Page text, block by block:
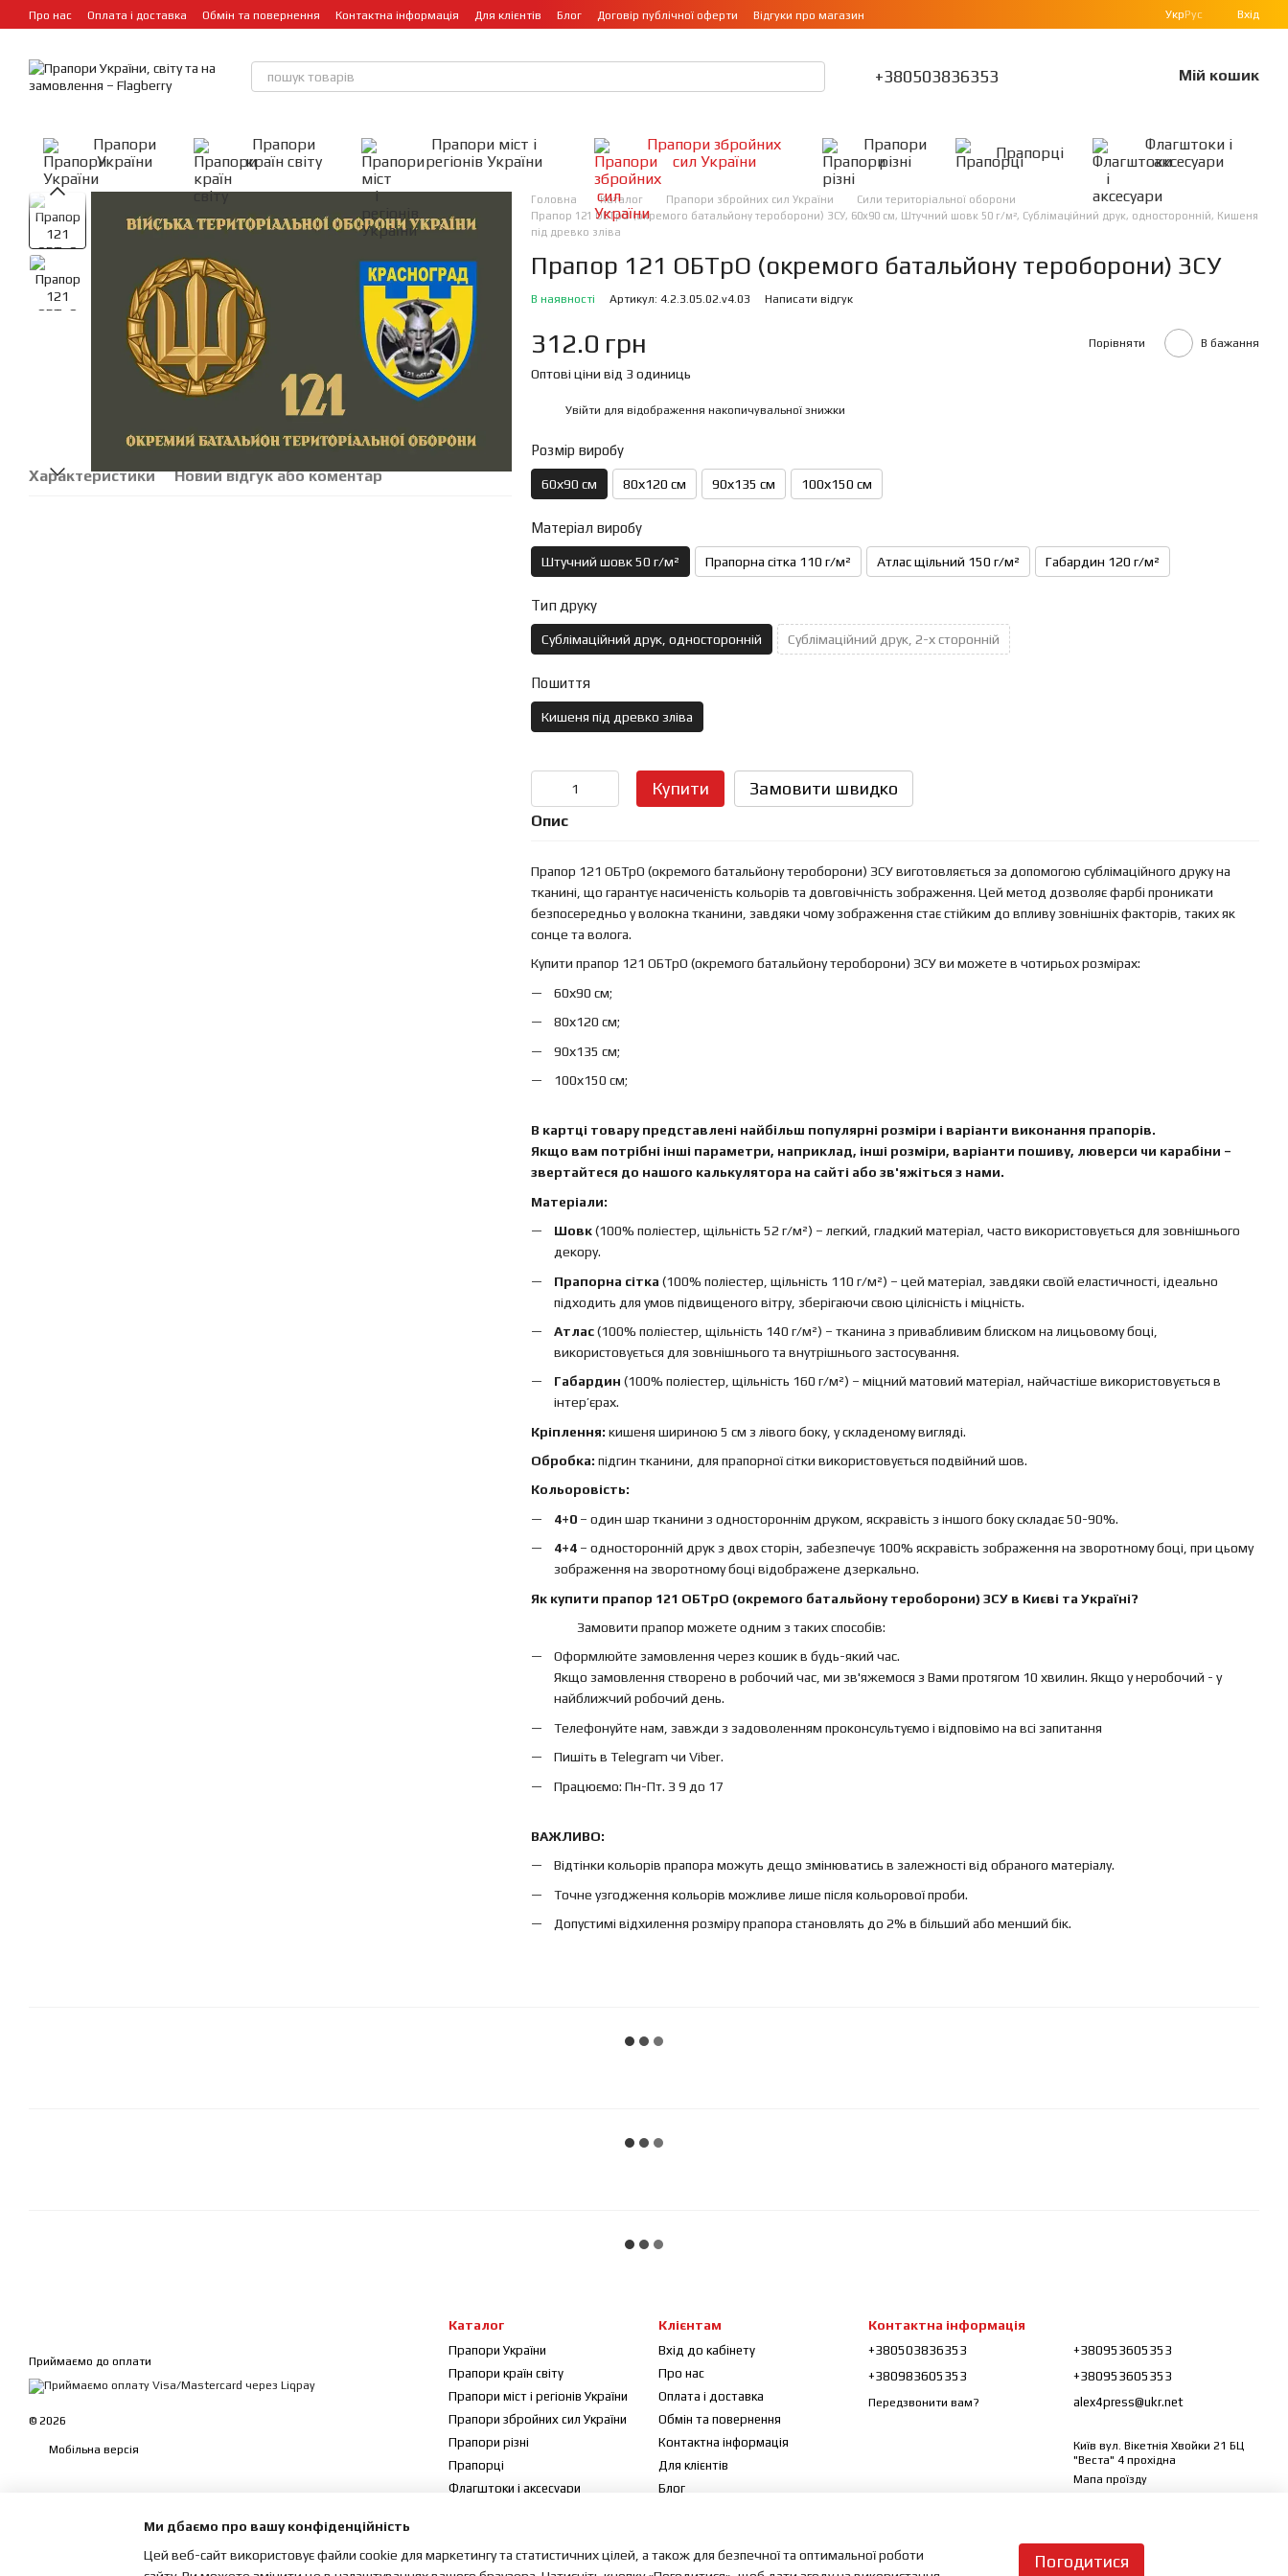
Перейти до основного контенту
Про нас Оплата і доставка Обмін та повернення Контактна інформація Для клієнтів Блог Договір публічної оферти Відгуки про магазин УкрРус Вхід
+380503836353 Мій кошик
Прапори
України
Прапори
країн світу
Прапори міст і
регіонів України
Прапори збройних
сил України
Прапори
різні
Прапорці
Флагштоки і
аксесуари
Характеристики Новий відгук або коментар
Головна Каталог Прапори збройних сил України
Сили територіальної оборони
Прапор 121 ОБТрО (окремого батальйону тероборони) ЗСУ, 60х90 см, Штучний шовк 50 г/м², Сублімаційний друк, односторонній, Кишеня
під древко зліва
Прапор 121 ОБТрО (окремого батальйону тероборони) ЗСУ
В наявності Артикул: 4.2.3.05.02.v4.03 Написати відгук
312.0 грн Порівняти В бажання
Оптові ціни від 3 одиниць
Увійти для відображення накопичувальної знижки
Розмір виробу
60х90 см 80х120 см 90х135 см 100х150 см
Матеріал виробу
Штучний шовк 50 г/м² Прапорна сітка 110 г/м² Атлас щільний 150 г/м² Габардин 120 г/м²
Тип друку
Сублімаційний друк, односторонній Сублімаційний друк, 2-х сторонній
Пошиття
Кишеня під древко зліва
Купити Замовити швидко
Опис
Прапор 121 ОБТрО (окремого батальйону тероборони) ЗСУ виготовляється за допомогою сублімаційного друку на
тканині, що гарантує насиченість кольорів та довговічність зображення. Цей метод дозволяє фарбі проникати
безпосередньо у волокна тканини, завдяки чому зображення стає стійким до впливу зовнішніх факторів, таких як
сонце та волога.
Купити прапор 121 ОБТрО (окремого батальйону тероборони) ЗСУ ви можете в чотирьох розмірах:
60х90 см;
80х120 см;
90х135 см;
100х150 см;
В картці товару представлені найбільш популярні розміри і варіанти виконання прапорів.
Якщо вам потрібні інші параметри, наприклад, інші розміри, варіанти пошиву, люверси чи карабіни –
звертайтеся до нашого калькулятора на сайті або зв'яжіться з нами.
Матеріали:
Шовк(100% поліестер, щільність 52 г/м²) – легкий, гладкий матеріал, часто використовується для зовнішнього
декору.
Прапорна сітка (100% поліестер, щільність 110 г/м²) – цей матеріал, завдяки своїй еластичності, ідеально
підходить для умов підвищеного вітру, зберігаючи свою цілісність і міцність.
Атлас(100% поліестер, щільність 140 г/м²) – тканина з привабливим блиском на лицьовому боці,
використовується для зовнішнього та внутрішнього застосування.
Габардин (100% поліестер, щільність 160 г/м²) – міцний матовий матеріал, найчастіше використовується в
інтер’єрах.
Кріплення: кишеня шириною 5 см з лівого боку, у складеному вигляді.
Обробка: підгин тканини, для прапорної сітки використовується подвійний шов.
Кольоровість:
4+0– один шар тканини з одностороннім друком, яскравість з іншого боку складає 50-90%.
4+4– односторонній друк з двох сторін, забезпечує 100% яскравість зображення на зворотному боці, при цьому
зображення на зворотному боці відображене дзеркально.
Як купити прапор 121 ОБТрО (окремого батальйону тероборони) ЗСУ в Києві та Україні?
Замовити прапор можете одним з таких способів:
Оформлюйте замовлення через кошик в будь-який час.
Якщо замовлення створено в робочий час, ми зв'яжемося з Вами протягом 10 хвилин. Якщо у неробочий - у
найближчий робочий день.
Телефонуйте нам, завжди з задоволенням проконсультуємо і відповімо на всі запитання
Пишіть в Telegram чи Viber.
Працюємо: Пн-Пт. З 9 до 17
ВАЖЛИВО:
Відтінки кольорів прапора можуть дещо змінюватись в залежності від обраного матеріалу.
Точне узгодження кольорів можливе лише після кольорової проби.
Допустимі відхилення розміру прапора становлять до 2% в більший або менший бік.
Приймаємо до оплати
© 2026
Мобільна версія
Каталог
Прапори України
Прапори країн світу
Прапори міст і регіонів України
Прапори збройних сил України
Прапори різні
Прапорці
Флагштоки і аксесуари
Клієнтам
Вхід до кабінету
Про нас
Оплата і доставка
Обмін та повернення
Контактна інформація
Для клієнтів
Блог
Мапа сайту
Контактна інформація
+380503836353
+380983605353
Передзвонити вам?
+380953605353
+380953605353
alex4press@ukr.net
Київ вул. Вікетнія Хвойки 21 БЦ
"Веста" 4 прохідна
Мапа проїзду
Ми дбаємо про вашу конфіденційність
Цей веб-сайт використовує файли cookie для маркетингу та статистичних цілей, а також для безпечної та оптимальної роботи
Погодитися